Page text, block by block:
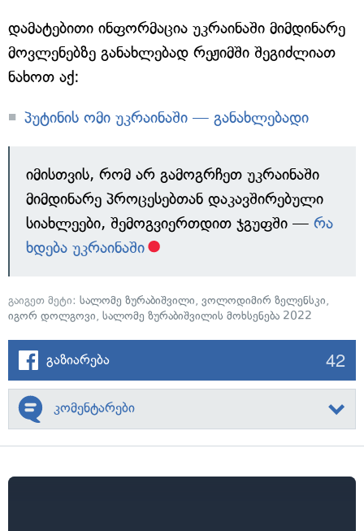
დამატებითი ინფორმაცია უკრაინაში მიმდინარე
მოვლენებზე განახლებად რეჟიმში შეგიძლიათ
ნახოთ აქ:
პუტინის ომი უკრაინაში — განახლებადი
იმისთვის, რომ არ გამოგრჩეთ უკრაინაში
მიმდინარე პროცესებთან დაკავშირებული
სიახლეები, შემოგვიერთდით ჯგუფში — რა
ხდება უკრაინაში
გაიგეთ მეტი: სალომე ზურაბიშვილი, ვოლოდიმირ ზელენსკი,
იგორ დოლგოვი, სალომე ზურაბიშვილის მოხსენება 2022
გაზიარება 42
კომენტარები